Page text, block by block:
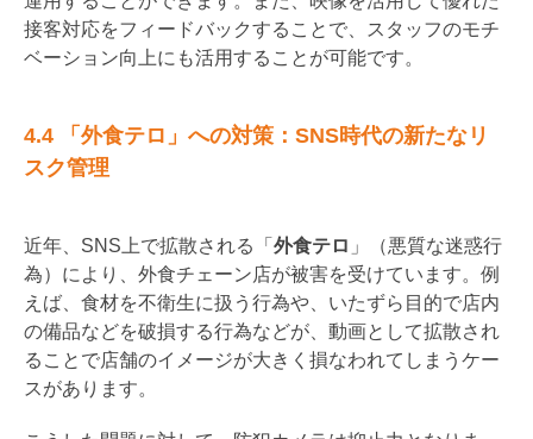
接客対応をフィードバックすることで、スタッフのモチ
ベーション向上にも活用することが可能です。
4.4 「外食テロ」への対策：SNS時代の新たなリ
スク管理
近年、SNS上で拡散される「 外食テロ 」（悪質な迷惑行
為）により、外食チェーン店が被害を受けています。例
えば、食材を不衛生に扱う行為や、いたずら目的で店内
の備品などを破損する行為などが、動画として拡散され
ることで店舗のイメージが大きく損なわれてしまうケー
スがあります。